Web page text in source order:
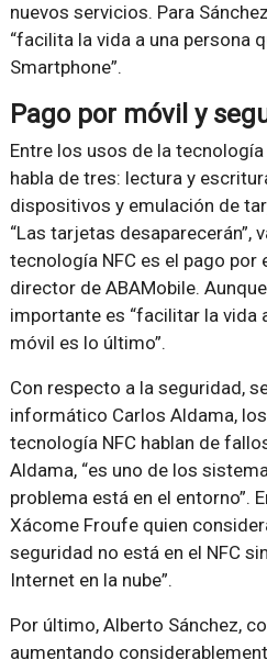
nuevos servicios. Para
facilita la vida a una persona
Smartphone .
Pago por móvil y
Entre los usos de la tecnología
habla de tres: lectura y
dispositivos y emulación de
Las tarjetas desaparecerán ,
tecnología NFC es el pago por
director de ABAMobile.
importante es facilitar la vida
móvil es lo último .
Con respecto a la seguridad,
informático Carlos Aldama,
tecnología NFC hablan de
Aldama, es uno de los
problema está en el entorno .
Xácome Froufe quien
seguridad no está en el NFC
Internet en la nube .
Por último, Alberto Sánchez,
aumentando